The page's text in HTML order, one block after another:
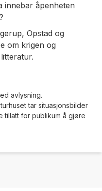
innebar åpenheten
Opstad og
om krigen og
avlysning.
tar situasjonsbilder
tillatt for publikum å gjøre